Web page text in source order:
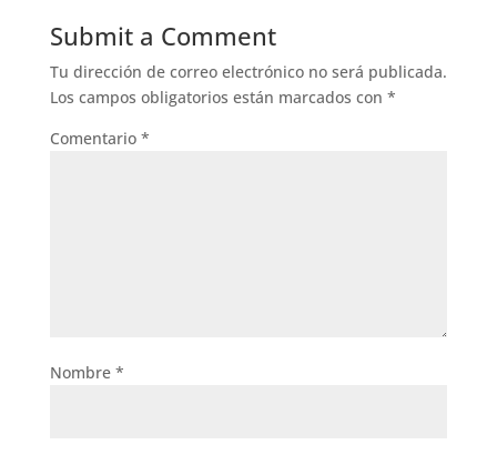
Submit a Comment
Tu dirección de correo electrónico no será publicada.
Los campos obligatorios están marcados con *
Comentario *
Nombre *